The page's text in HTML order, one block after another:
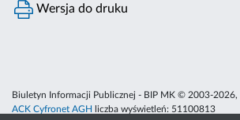
Wersja do druku
Biuletyn Informacji Publicznej - BIP MK © 2003-2026,
ACK Cyfronet AGH
liczba wyświetleń: 51100813